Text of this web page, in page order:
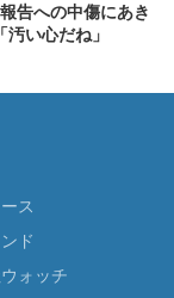
告への中傷にあき
い心だね」
ス
ド
ォッチ